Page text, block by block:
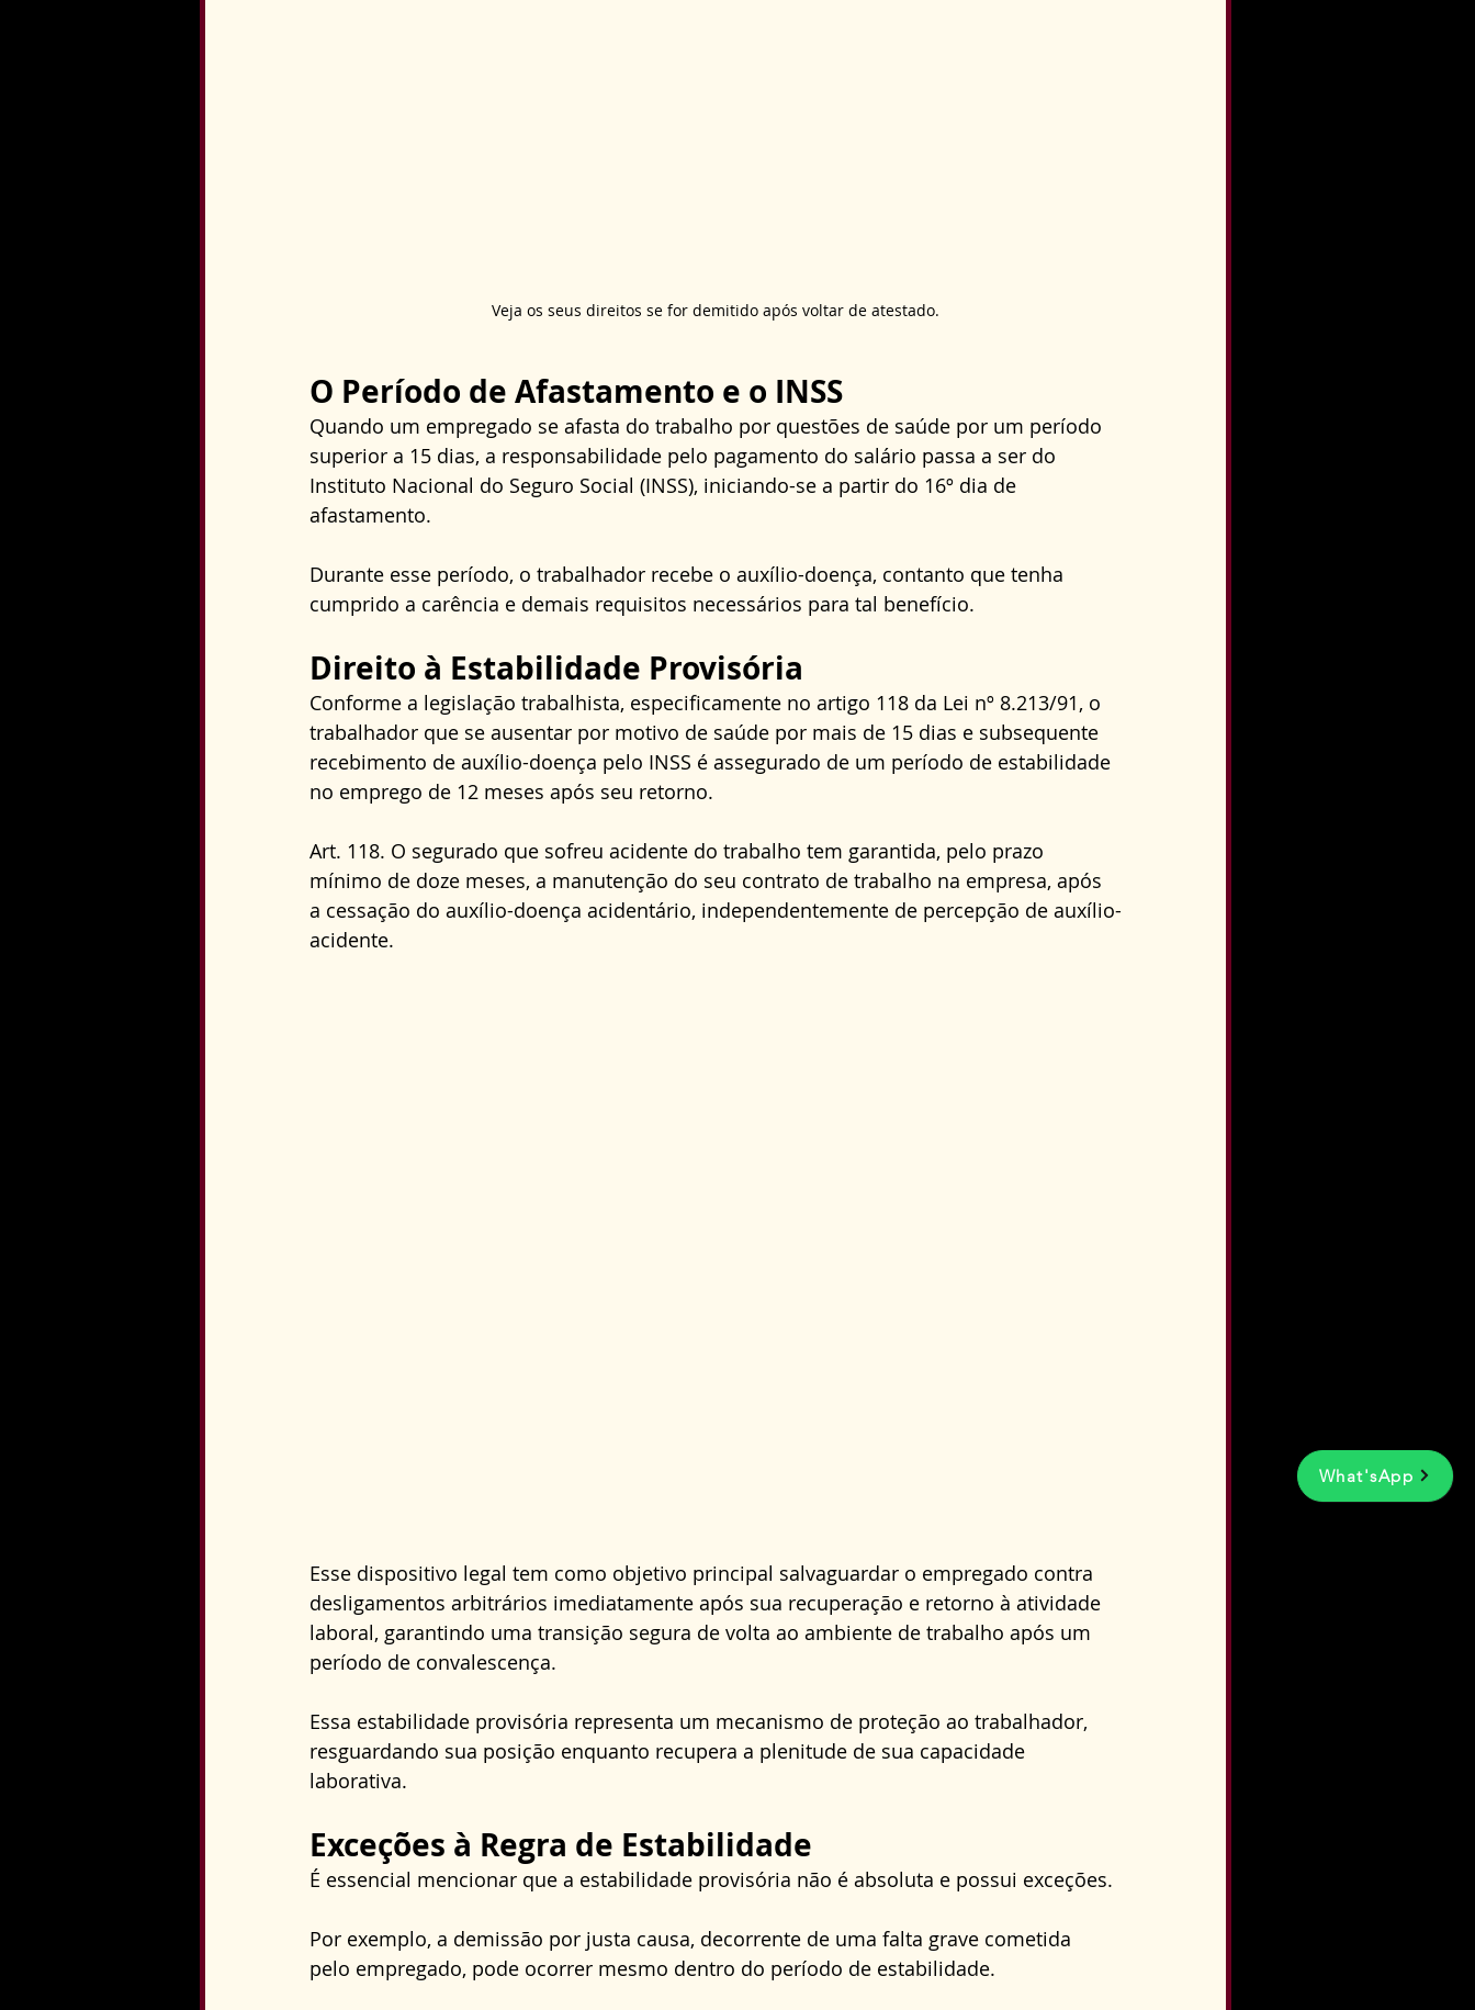
What'sApp
Veja os seus direitos se for demitido após voltar de atestado.
O Período de Afastamento e o INSS
Quando um empregado se afasta do trabalho por questões de saúde por um período
superior a 15 dias, a responsabilidade pelo pagamento do salário passa a ser do
Instituto Nacional do Seguro Social (INSS), iniciando-se a partir do 16º dia de
afastamento.
Durante esse período, o trabalhador recebe o auxílio-doença, contanto que tenha
cumprido a carência e demais requisitos necessários para tal benefício.
Direito à Estabilidade Provisória
Conforme a legislação trabalhista, especificamente no artigo 118 da Lei nº 8.213/91, o
trabalhador que se ausentar por motivo de saúde por mais de 15 dias e subsequente
recebimento de auxílio-doença pelo INSS é assegurado de um período de estabilidade
no emprego de 12 meses após seu retorno.
Art. 118. O segurado que sofreu acidente do trabalho tem garantida, pelo prazo
mínimo de doze meses, a manutenção do seu contrato de trabalho na empresa, após
a cessação do auxílio-doença acidentário, independentemente de percepção de auxílio-
acidente.
Esse dispositivo legal tem como objetivo principal salvaguardar o empregado contra
desligamentos arbitrários imediatamente após sua recuperação e retorno à atividade
laboral, garantindo uma transição segura de volta ao ambiente de trabalho após um
período de convalescença.
Essa estabilidade provisória representa um mecanismo de proteção ao trabalhador,
resguardando sua posição enquanto recupera a plenitude de sua capacidade
laborativa.
Exceções à Regra de Estabilidade
É essencial mencionar que a estabilidade provisória não é absoluta e possui exceções.
Por exemplo, a demissão por justa causa, decorrente de uma falta grave cometida
pelo empregado, pode ocorrer mesmo dentro do período de estabilidade.